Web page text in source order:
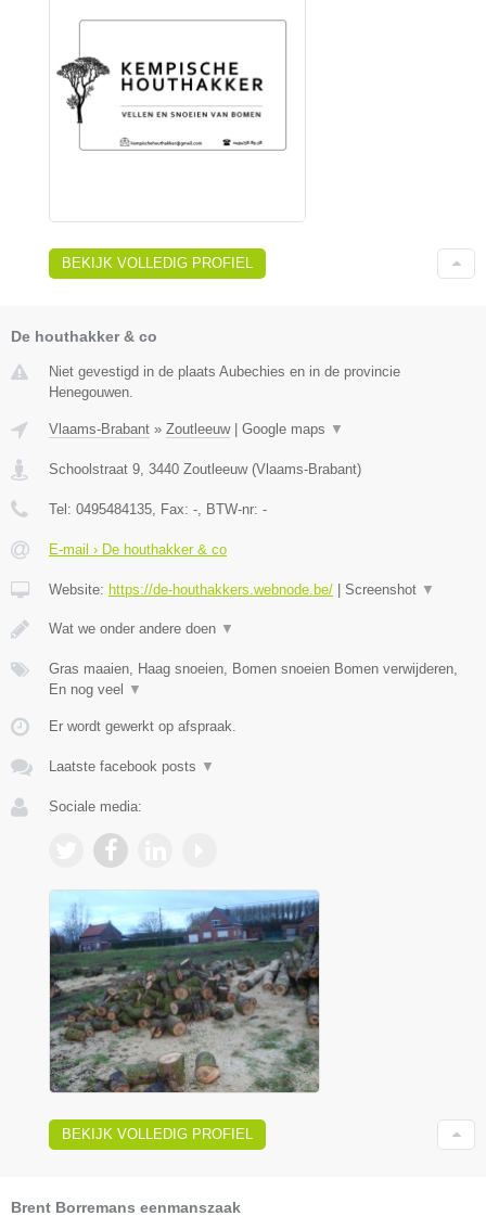
BEKIJK VOLLEDIG PROFIEL
De houthakker & co
Niet gevestigd in de plaats Aubechies en in de provincie
Henegouwen.
Vlaams-Brabant » Zoutleeuw| Google maps ▼
Schoolstraat 9, 3440 Zoutleeuw(Vlaams-Brabant)
Tel: 0495484135, Fax: -, BTW-nr: -
E-mail › De houthakker & co
Website: https://de-houthakkers.webnode.be/ Screenshot ▼
Wat we onder andere doen ▼
Gras maaien, Haag snoeien, Bomen snoeien Bomen verwijderen,
En nog veel
▼
Er wordt gewerkt op afspraak.
Laatste facebook posts ▼
Sociale media:
BEKIJK VOLLEDIG PROFIEL
Brent Borremans eenmanszaak